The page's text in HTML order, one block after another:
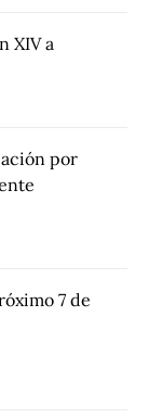
XIV a
por
7 de